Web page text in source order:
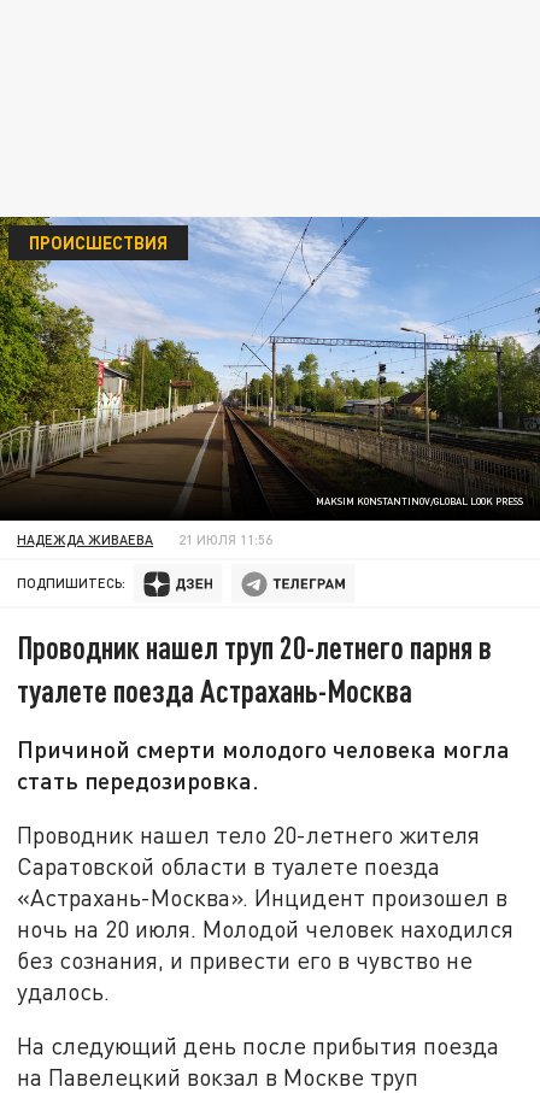
MAKSIM KONSTANTINOV/GLOBAL LOOK PRESS
ПРОИСШЕСТВИЯ
НАДЕЖДА ЖИВАЕВА 21 ИЮЛЯ 11:56
ПОДПИШИТЕСЬ:
Проводник нашел труп 20-летнего парня в
туалете поезда Астрахань-Москва
Причиной смерти молодого человека могла
стать передозировка.
Проводник нашел тело 20-летнего жителя
Саратовской области в туалете поезда
«Астрахань-Москва». Инцидент произошел в
ночь на 20 июля. Молодой человек находился
без сознания, и привести его в чувство не
удалось.
На следующий день после прибытия поезда
на Павелецкий вокзал в Москве труп